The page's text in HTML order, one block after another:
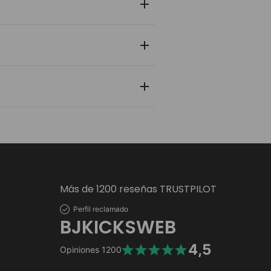
Más de 1200 reseñas TRUSTPILOT
Perfil reclamado
BJKICKSWEB
Opiniones 1200 4,5